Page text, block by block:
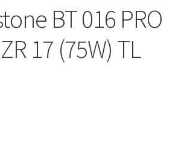
BT 016 PRO
17 (75W) TL